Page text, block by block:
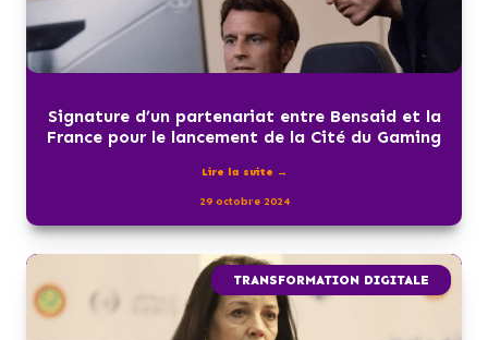
Signature d’un partenariat entre Bensaid et la
France pour le lancement de la Cité du Gaming
Lire la suite →
29 octobre 2024
TRANSFORMATION DIGITALE